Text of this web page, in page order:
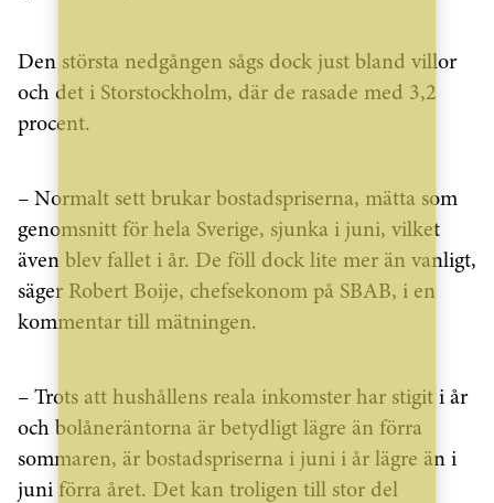
Den största nedgången sågs dock just bland villor
och det i Storstockholm, där de rasade med 3,2
procent.
– Normalt sett brukar bostadspriserna, mätta som
genomsnitt för hela Sverige, sjunka i juni, vilket
även blev fallet i år. De föll dock lite mer än vanligt,
säger Robert Boije, chefsekonom på SBAB, i en
kommentar till mätningen.
– Trots att hushållens reala inkomster har stigit i år
och bolåneräntorna är betydligt lägre än förra
sommaren, är bostadspriserna i juni i år lägre än i
juni förra året. Det kan troligen till stor del